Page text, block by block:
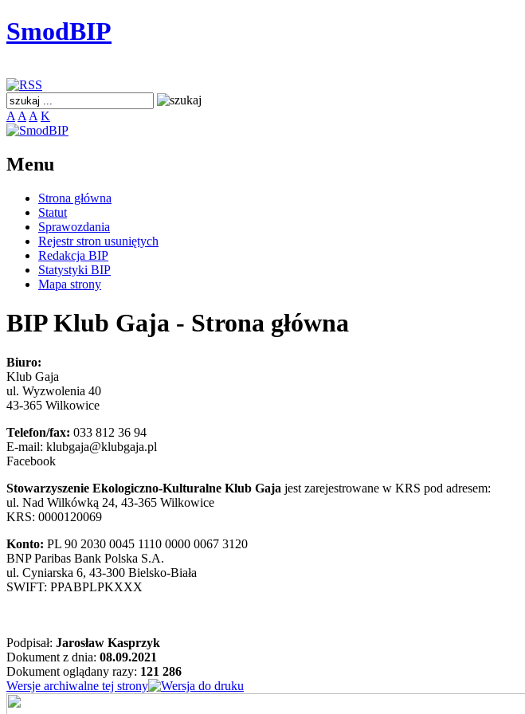
SmodBIP
A A A K
Menu
Strona główna
Statut
Sprawozdania
Rejestr stron usuniętych
Redakcja BIP
Statystyki BIP
Mapa strony
BIP Klub Gaja - Strona główna
Biuro:
Klub Gaja
ul. Wyzwolenia 40
43-365 Wilkowice
Telefon/fax: 033 812 36 94
E-mail: klubgaja@klubgaja.pl
Facebook
Stowarzyszenie Ekologiczno-Kulturalne Klub Gaja jest zarejestrowane w KRS pod adresem:
ul. Nad Wilkówką 24, 43-365 Wilkowice
KRS: 0000120069
Konto: PL 90 2030 0045 1110 0000 0067 3120
BNP Paribas Bank Polska S.A.
ul. Cyniarska 6, 43-300 Bielsko-Biała
SWIFT: PPABPLPKXXX
Podpisał: Jarosław Kasprzyk
Dokument z dnia: 08.09.2021
Dokument oglądany razy: 121 286
Wersje archiwalne tej strony